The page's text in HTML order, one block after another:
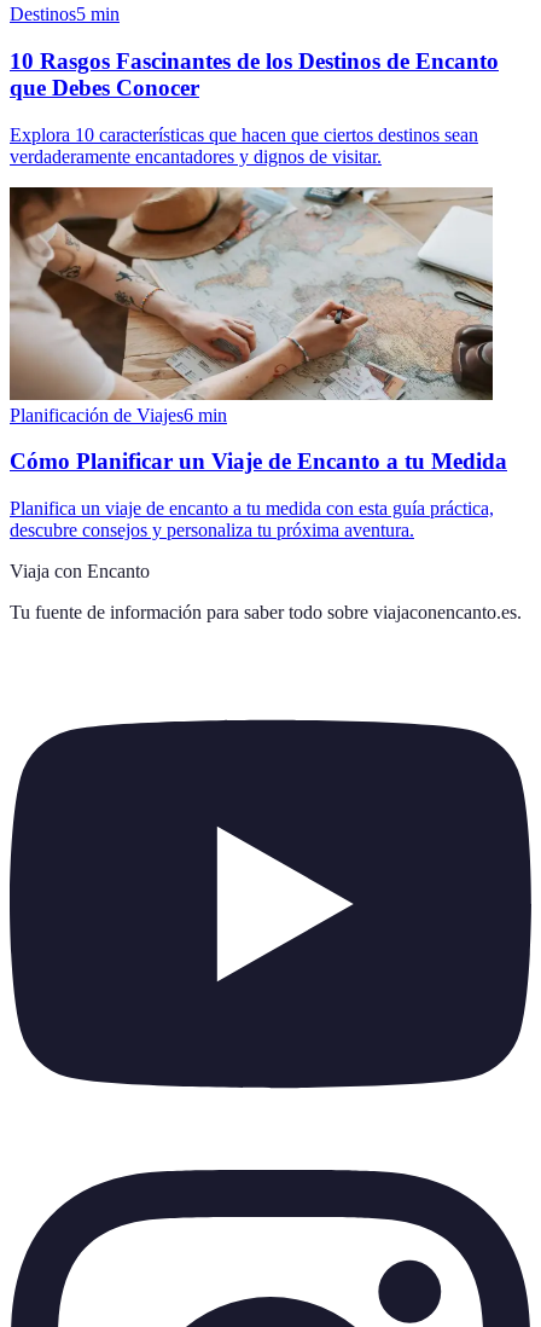
Destinos5 min
10 Rasgos Fascinantes de los Destinos de Encanto
que Debes Conocer
Explora 10 características que hacen que ciertos destinos sean
verdaderamente encantadores y dignos de visitar.
Planificación de Viajes6 min
Cómo Planificar un Viaje de Encanto a tu Medida
Planifica un viaje de encanto a tu medida con esta guía práctica,
descubre consejos y personaliza tu próxima aventura.
Viaja con Encanto
Tu fuente de información para saber todo sobre viajaconencanto.es.